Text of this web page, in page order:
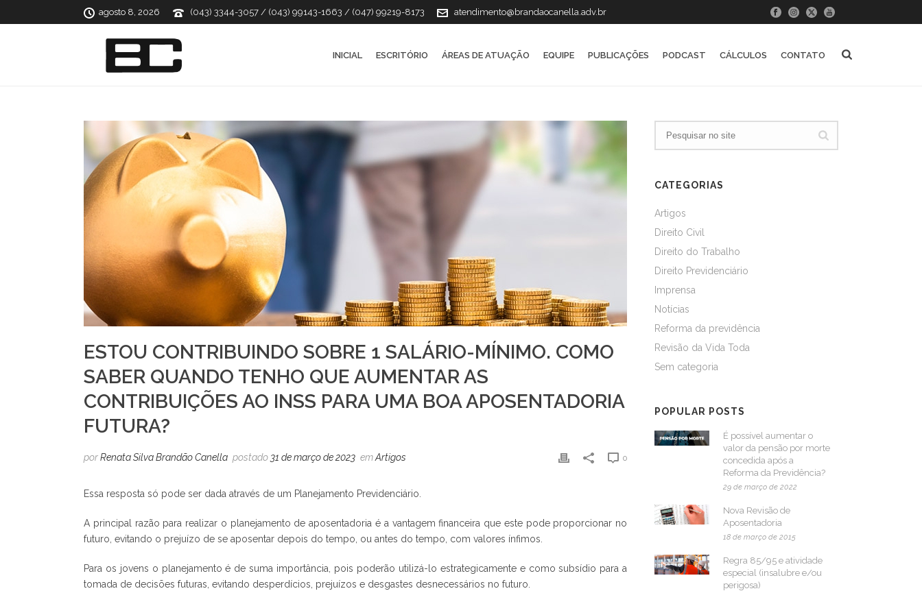
agosto 8, 2026 (043) 3344-3057 / (043) 99143-1663 / (047) 99219-8173 atendimento@brandaocanella.adv.br
INICIAL ESCRITÓRIO ÁREAS DE ATUAÇÃO EQUIPE PUBLICAÇÕES PODCAST CÁLCULOS CONTATO
ESTOU CONTRIBUINDO SOBRE 1 SALÁRIO-MÍNIMO. COMO
SABER QUANDO TENHO QUE AUMENTAR AS
CONTRIBUIÇÕES AO INSS PARA UMA BOA APOSENTADORIA
FUTURA?
porRenata Silva Brandão Canella postado 31 de março de 2023 emArtigos 0
Essa resposta só pode ser dada através de um Planejamento Previdenciário.
A principal razão para realizar o planejamento de aposentadoria é a vantagem financeira que este pode proporcionar no
futuro, evitando o prejuízo de se aposentar depois do tempo, ou antes do tempo, com valores ínfimos.
Para os jovens o planejamento é de suma importância, pois poderão utilizá-lo estrategicamente e como subsídio para a
tomada de decisões futuras, evitando desperdícios, prejuízos e desgastes desnecessários no futuro.
CATEGORIAS
Artigos
Direito Civil
Direito do Trabalho
Direito Previdenciário
Imprensa
Notícias
Reforma da previdência
Revisão da Vida Toda
Sem categoria
POPULAR POSTS
É possível aumentar o
valor da pensão por morte
concedida após a
Reforma da Previdência?
29 de março de 2022
Nova Revisão de
Aposentadoria
18 de março de 2015
Regra 85/95 e atividade
especial (insalubre e/ou
perigosa)